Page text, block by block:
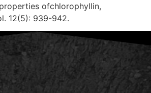
ofchlorophyllin,
12(5): 939-942.